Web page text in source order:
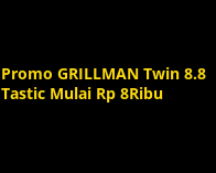
Promo GRILLMAN Twin 8.8
Tastic Mulai Rp 8Ribu